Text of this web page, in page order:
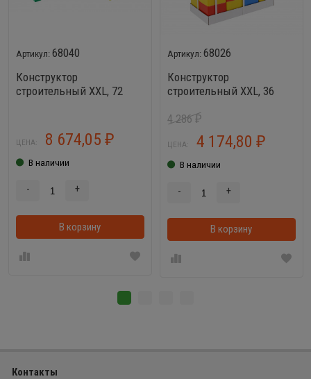
68040
Конструктор
строительный XXL, 72
ЦЕНА: 8 674,05 ₽
В наличии
- +
В корзину В корзинке
68026
Конструктор
строительный XXL, 36
соединитель (30
элементов) Wader 68026
4 286₽
ЦЕНА: 4 174,80 ₽
В наличии
- +
В корзину
Контакты